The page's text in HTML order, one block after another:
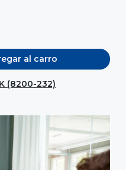
al carro
(8200-232)